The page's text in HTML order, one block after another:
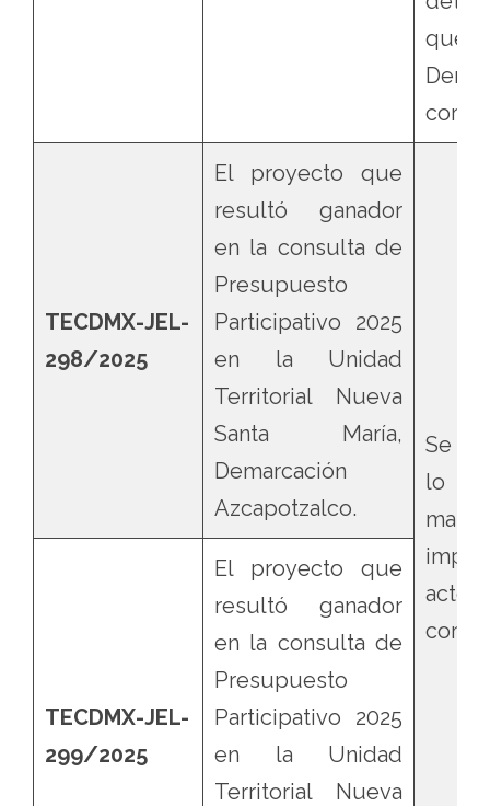
TECDMX-JEL-
298/2025
El proyecto que
resultó ganador
en la consulta de
Presupuesto
Participativo 2025
en la Unidad
Territorial Nueva
Santa María,
Demarcación
Azcapotzalco.
Se
lo
acto
TECDMX-JEL-
299/2025
El proyecto que
resultó ganador
en la consulta de
Presupuesto
Participativo 2025
en la Unidad
Territorial Nueva